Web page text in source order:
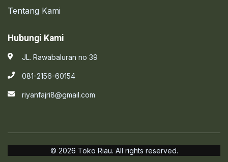
Tentang Kami
Hubungi Kami
JL. Rawabaluran no 39
081-2156-60154
riyanfajri8@gmail.com
© 2026 Toko Riau. All rights reserved.